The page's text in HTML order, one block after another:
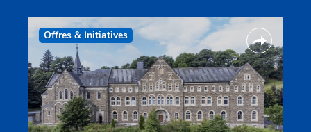
Offres & Initiatives